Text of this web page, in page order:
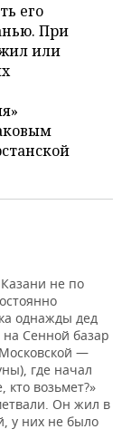
его
При
или
не по
однажды дед
Сенной базар
—
где начал
возьмет?»
Он жил в
у них не было